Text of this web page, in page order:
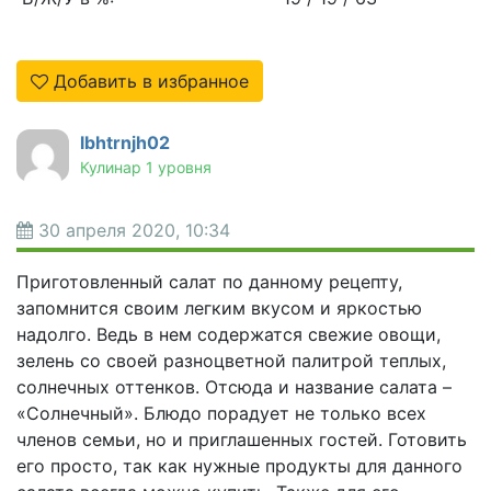
Добавить в избранное
lbhtrnjh02
Кулинар 1 уровня
30 апреля 2020, 10:34
Приготовленный салат по данному рецепту,
запомнится своим легким вкусом и яркостью
надолго. Ведь в нем содержатся свежие овощи,
зелень со своей разноцветной палитрой теплых,
солнечных оттенков. Отсюда и название салата –
«Солнечный». Блюдо порадует не только всех
членов семьи, но и приглашенных гостей. Готовить
его просто, так как нужные продукты для данного